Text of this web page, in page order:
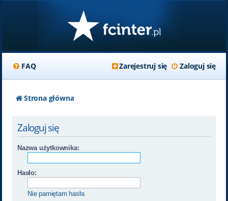
FAQ Zaloguj się
Zarejestruj się
Strona główna
Zaloguj się
Nazwa użytkownika:
Hasło:
Nie pamiętam hasła